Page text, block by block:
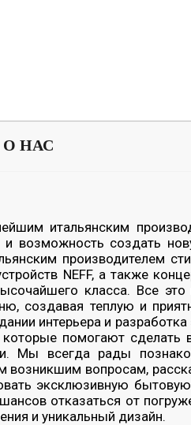
итальянским
и возможность создать
производителем
NEFF, а также
класса. Все
создавая теплую и
интерьера и
помогают сделать
Мы всегда рады
вопросам,
эксклюзивную
отказаться от
и уникальный дизайн.
О НАС